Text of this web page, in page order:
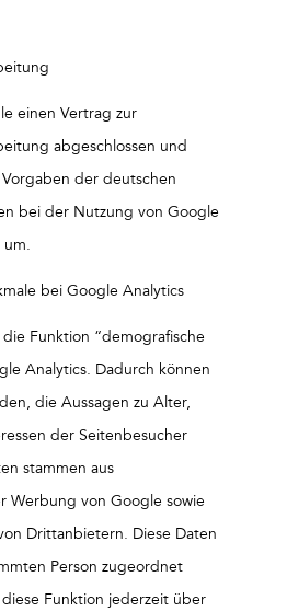
einen Vertrag zur
abgeschlossen und
der deutschen
bei der Nutzung von Google
um.
bei Google Analytics
Funktion “demografische
Analytics. Dadurch können
die Aussagen zu Alter,
der Seitenbesucher
stammen aus
Werbung von Google sowie
Drittanbietern. Diese Daten
Person zugeordnet
Funktion jederzeit über